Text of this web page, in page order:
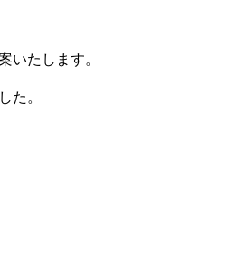
いたします。
た。